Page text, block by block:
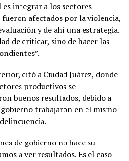
integrar a los sectores
afectados por la violencia,
y de ahí una estrategia.
de criticar, sino de hacer las
citó a Ciudad Juárez, donde
productivos se
buenos resultados, debido a
trabajaron en el mismo
de gobierno no hace su
a ver resultados. Es el caso